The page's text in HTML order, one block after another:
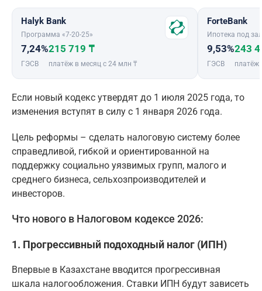
Halyk Bank
Программа «7-20-25»
7,24%
ГЭСВ
215 719 ₸
платёж в месяц с 24 млн ₸
ForteBank
Ипотека под
9,53%
ГЭСВ
243
платёж
Если новый кодекс утвердят до 1 июля 2025 года, то
изменения вступят в силу с 1 января 2026 года.
Цель реформы – сделать налоговую систему более
справедливой, гибкой и ориентированной на
поддержку социально уязвимых групп, малого и
среднего бизнеса, сельхозпроизводителей и
инвесторов.
Что нового в Налоговом кодексе 2026:
1. Прогрессивный подоходный налог (ИПН)
Впервые в Казахстане вводится прогрессивная
шкала налогообложения. Ставки ИПН будут зависеть